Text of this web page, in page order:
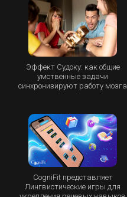
Эффект Судоку: как общие
умственные задачи
синхронизируют работу мозга
CogniFit представляет
Лингвистические игры для